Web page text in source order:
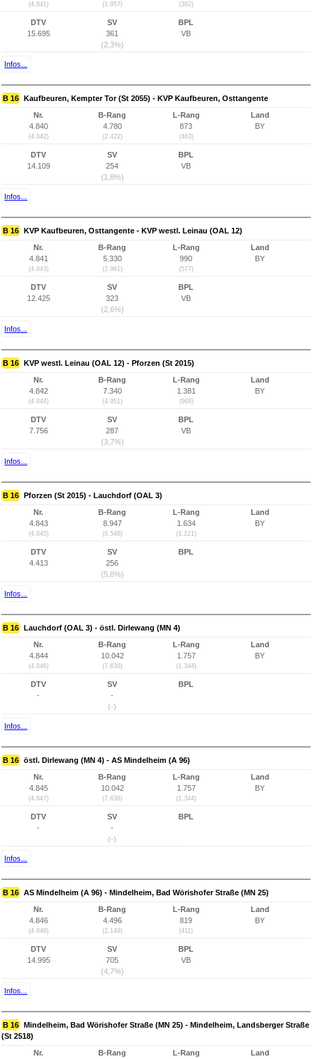
(4.841) (1.957) (382)
DTV
15.695
SV
361
(2,3%)
BPL
VB
Infos...
B 16 Kaufbeuren, Kempter Tor (St 2055) - KVP Kaufbeuren, Osttangente
Nr.
4.840
(4.842)
B-Rang
4.780
(2.422)
L-Rang
873
(463)
Land
BY
DTV
14.109
SV
254
(1,8%)
BPL
VB
Infos...
B 16 KVP Kaufbeuren, Osttangente - KVP westl. Leinau (OAL 12)
Nr.
4.841
(4.843)
B-Rang
5.330
(2.961)
L-Rang
990
(577)
Land
BY
DTV
12.425
SV
323
(2,6%)
BPL
VB
Infos...
B 16 KVP westl. Leinau (OAL 12) - Pforzen (St 2015)
Nr.
4.842
(4.844)
B-Rang
7.340
(4.951)
L-Rang
1.381
(968)
Land
BY
DTV
7.756
SV
287
(3,7%)
BPL
VB
Infos...
B 16 Pforzen (St 2015) - Lauchdorf (OAL 3)
Nr.
4.843
(4.845)
B-Rang
8.947
(6.546)
L-Rang
1.634
(1.221)
Land
BY
DTV
4.413
SV
256
(5,8%)
BPL
Infos...
B 16 Lauchdorf (OAL 3) - östl. Dirlewang (MN 4)
Nr.
4.844
(4.846)
B-Rang
10.042
(7.638)
L-Rang
1.757
(1.344)
Land
BY
DTV
-
SV
-
(-)
BPL
Infos...
B 16 östl. Dirlewang (MN 4) - AS Mindelheim (A 96)
Nr.
4.845
(4.847)
B-Rang
10.042
(7.638)
L-Rang
1.757
(1.344)
Land
BY
DTV
-
SV
-
(-)
BPL
Infos...
B 16 AS Mindelheim (A 96) - Mindelheim, Bad Wörishofer Straße (MN 25)
Nr.
4.846
(4.848)
B-Rang
4.496
(2.149)
L-Rang
819
(411)
Land
BY
DTV
14.995
SV
705
(4,7%)
BPL
VB
Infos...
B 16 Mindelheim, Bad Wörishofer Straße (MN 25) - Mindelheim, Landsberger Straße
(St 2518)
Nr.
B-Rang
L-Rang
Land